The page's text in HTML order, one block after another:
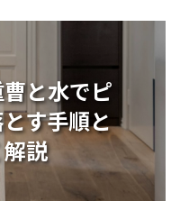
と水でピ
す手順と
説